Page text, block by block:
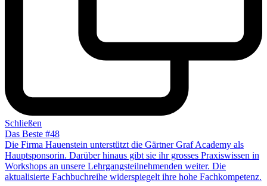
Schließen
Das Beste #48
Die Firma Hauenstein unterstützt die Gärtner Graf Academy als
Hauptsponsorin. Darüber hinaus gibt sie ihr grosses Praxiswissen in
Workshops an unsere Lehrgangsteilnehmenden weiter. Die
aktualisierte Fachbuchreihe widerspiegelt ihre hohe Fachkompetenz.